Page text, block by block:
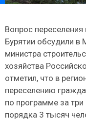
Вопрос
Бурятии обсудили в
министра
хозяйства
отметил, что в
переселению
по программе за
порядка 3 тысяч